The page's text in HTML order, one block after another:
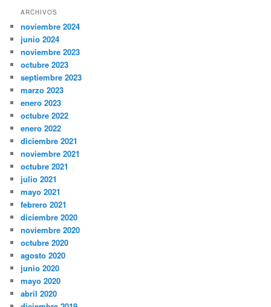
ARCHIVOS
noviembre 2024
junio 2024
noviembre 2023
octubre 2023
septiembre 2023
marzo 2023
enero 2023
octubre 2022
enero 2022
diciembre 2021
noviembre 2021
octubre 2021
julio 2021
mayo 2021
febrero 2021
diciembre 2020
noviembre 2020
octubre 2020
agosto 2020
junio 2020
mayo 2020
abril 2020